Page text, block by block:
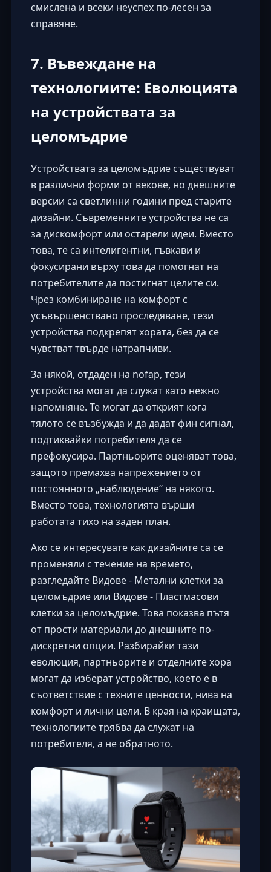
смислена и всеки неуспех по-лесен за
справяне.
7. Въвеждане на
технологиите: Еволюцията
на устройствата за
целомъдрие
Устройствата за целомъдрие съществуват
в различни форми от векове, но днешните
версии са светлинни години пред старите
дизайни. Съвременните устройства не са
за дискомфорт или остарели идеи. Вместо
това, те са интелигентни, гъвкави и
фокусирани върху това да помогнат на
потребителите да постигнат целите си.
Чрез комбиниране на комфорт с
усъвършенствано проследяване, тези
устройства подкрепят хората, без да се
чувстват твърде натрапчиви.
За някой, отдаден на nofap, тези
устройства могат да служат като нежно
напомняне. Те могат да открият кога
тялото се възбужда и да дадат фин сигнал,
подтиквайки потребителя да се
префокусира. Партньорите оценяват това,
защото премахва напрежението от
постоянното „наблюдение“ на някого.
Вместо това, технологията върши
работата тихо на заден план.
Ако се интересувате как дизайните са се
променяли с течение на времето,
разгледайте Видове - Метални клетки за
целомъдриеили Видове - Пластмасови
клетки за целомъдрие. Това показва пътя
от прости материали до днешните по-
дискретни опции. Разбирайки тази
еволюция, партньорите и отделните хора
могат да изберат устройство, което е в
съответствие с техните ценности, нива на
комфорт и лични цели. В края на краищата,
технологиите трябва да служат на
потребителя, а не обратното.